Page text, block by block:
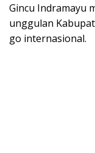
Gincu Indramayu
unggulan
go internasional.